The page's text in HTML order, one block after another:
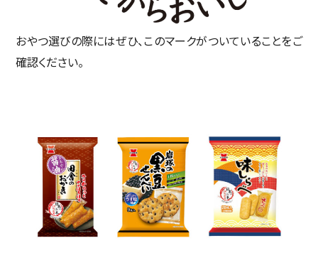
おやつ選びの際にはぜひ、このマークがついていることをご
確認ください。